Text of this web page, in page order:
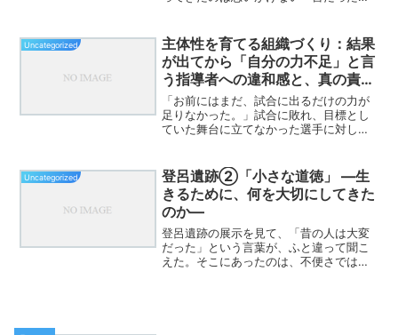
った？ 親しみのつもりというより、た
だ“会話の流れ”で出た...
Uncategorized
主体性を育てる組織づくり：結果
が出てから「自分の力不足」と言
う指導者への違和感と、真の責任
のあり方
「お前にはまだ、試合に出るだけの力が
足りなかった。」試合に敗れ、目標とし
ていた舞台に立てなかった選手に対し
た後に「私の力不足です」と口にする指
導者もいます。しかし、その...
Uncategorized
登呂遺跡②「小さな道徳」 ―生
きるために、何を大切にしてきた
のか―
登呂遺跡の展示を見て、「昔の人は大変
だった」という言葉が、ふと違って聞こ
えた。そこにあったのは、不便さではな